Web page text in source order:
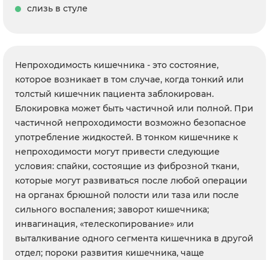
слизь в стуле
Непроходимость кишечника - это состояние,
которое возникает в том случае, когда тонкий или
толстый кишечник пациента заблокирован.
Блокировка может быть частичной или полной. При
частичной непроходимости возможно безопасное
употребление жидкостей. В тонком кишечнике к
непроходимости могут привести следующие
условия: спайки, состоящие из фиброзной ткани,
которые могут развиваться после любой операции
на органах брюшной полости или таза или после
сильного воспаления; заворот кишечника;
инвагинация, «телескопирование» или
выталкивание одного сегмента кишечника в другой
отдел; пороки развития кишечника, чаще